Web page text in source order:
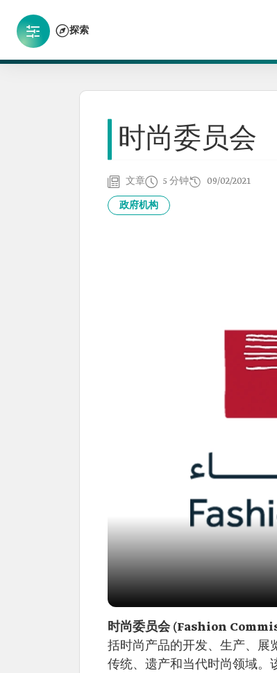
探索
时尚委员会
文章 5 分钟 09/02/2021
政府机构
时尚委员会 (Fashion
括时尚产品的开发、生产、展
传统、遗产和当代时尚领域。